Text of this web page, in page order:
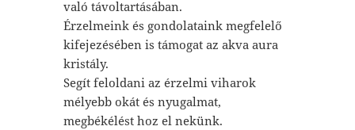
való távoltartásában.
Érzelmeink és gondolataink megfelelő
kifejezésében is támogat az akva aura
kristály.
Segít feloldani az érzelmi viharok
mélyebb okát és nyugalmat,
megbékélést hoz el nekünk.